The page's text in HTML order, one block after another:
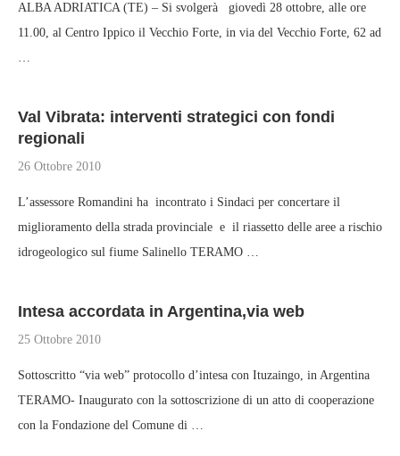
ALBA ADRIATICA (TE) – Si svolgerà giovedì 28 ottobre, alle ore
11.00, al Centro Ippico il Vecchio Forte, in via del Vecchio Forte, 62 ad
…
Val Vibrata: interventi strategici con fondi
regionali
26 Ottobre 2010
L’assessore Romandini ha incontrato i Sindaci per concertare il
miglioramento della strada provinciale e il riassetto delle aree a rischio
idrogeologico sul fiume Salinello TERAMO …
Intesa accordata in Argentina,via web
25 Ottobre 2010
Sottoscritto “via web” protocollo d’intesa con Ituzaingo, in Argentina
TERAMO- Inaugurato con la sottoscrizione di un atto di cooperazione
con la Fondazione del Comune di …